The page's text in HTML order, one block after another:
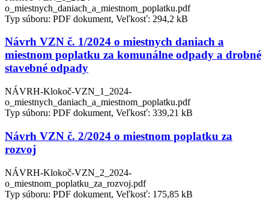
o_miestnych_daniach_a_miestnom_poplatku.pdf
Typ súboru: PDF dokument, Veľkosť: 294,2 kB
Návrh VZN č. 1/2024 o miestnych daniach a
miestnom poplatku za komunálne odpady a drobné
stavebné odpady
NÁVRH-Klokoč-VZN_1_2024-
o_miestnych_daniach_a_miestnom_poplatku.pdf
Typ súboru: PDF dokument, Veľkosť: 339,21 kB
Návrh VZN č. 2/2024 o miestnom poplatku za
rozvoj
NÁVRH-Klokoč-VZN_2_2024-
o_miestnom_poplatku_za_rozvoj.pdf
Typ súboru: PDF dokument, Veľkosť: 175,85 kB